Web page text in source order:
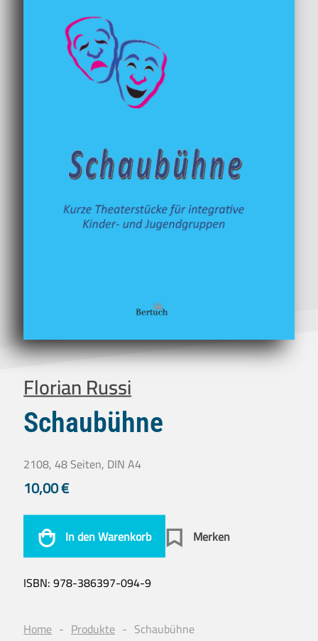
Florian Russi
Schaubühne
2108, 48 Seiten, DIN A4
10,00€
In den Warenkorb Merken
ISBN:978-386397-094-9
Home Produkte Schaubühne